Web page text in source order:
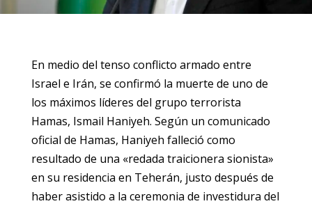
En medio del tenso conflicto armado entre
Israel e Irán, se confirmó la muerte de uno de
los máximos líderes del grupo terrorista
Hamas, Ismail Haniyeh. Según un comunicado
oficial de Hamas, Haniyeh falleció como
resultado de una «redada traicionera sionista»
en su residencia en Teherán, justo después de
haber asistido a la ceremonia de investidura del